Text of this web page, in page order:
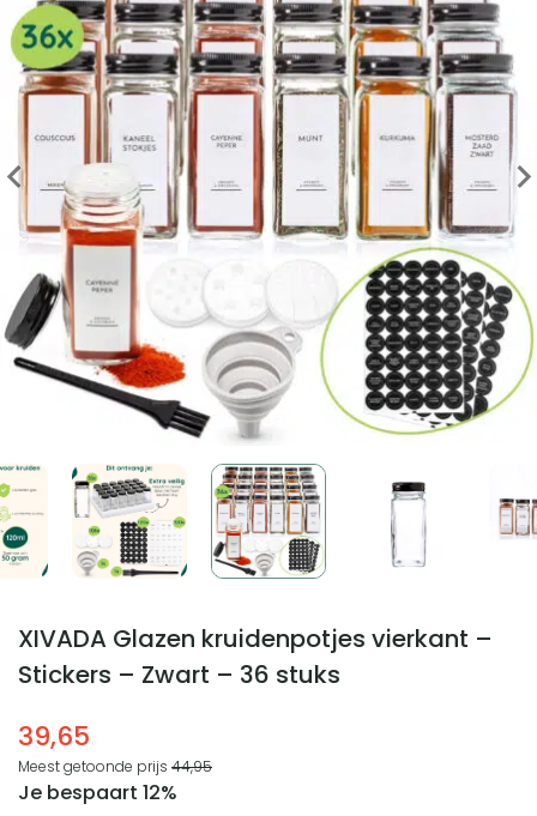
XIVADA Glazen kruidenpotjes vierkant –
Stickers – Zwart – 36 stuks
39,65
Meest getoonde prijs 44,95
Je bespaart 12%